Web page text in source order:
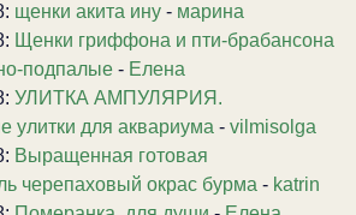
щенки акита ину - марина
Щенки гриффона и пти-брабансона
подпалые - Елена
УЛИТКА АМПУЛЯРИЯ.
улитки для аквариума - vilmisolga
Выращенная готовая
черепаховый окрас бурма - katrin